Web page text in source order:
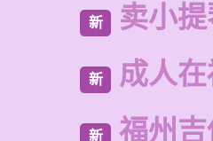
新 卖小
新 成人
新 福州